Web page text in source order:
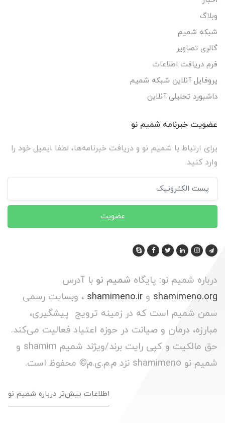
وبلاگ
شبکه شمیم
گالری تصاویر
فرم دریافت اطلاعات
پروفایل آنلاین شبکه شمیم
داشبورد تحلیلی آنلاین
عضویت خبرنامه شمیم نو
برای ارتباط با شمیم نو و دریافت خبرنامه‌ها، لطفا ایمیل خود را
وارد کنید.
عضویت
درباره شمیم نو: پایگاه شمیم نو با آدرس
shamimeno.org و shamimeno.ir ، وبسایت رسمی
سمن شمیم است که در زمینه ترویج پیشگیری،
مبارزه، درمان و صیانت در حوزه اعتیاد فعالیت می‌کند.
حق مالکیت و کپی رایت برند/ویژند شمیم shamim و
شمیم نو shamimeno نزد م.م.ی.م© محفوظ است.
اطلاعات بیش‌تر درباره شمیم نو